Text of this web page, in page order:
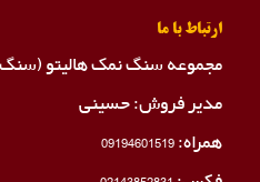
ارتباط با ما
مجموعه سنگ نمک هالیتو
مدیر فروش: حسینی
همراه:09194601519